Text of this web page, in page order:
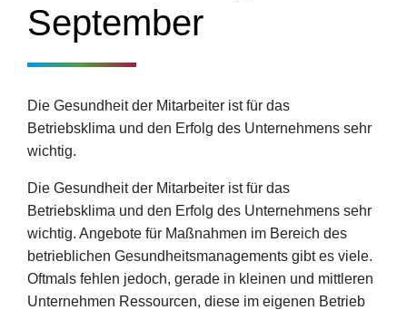
September
Die Gesundheit der Mitarbeiter ist für das
Betriebsklima und den Erfolg des Unternehmens sehr
wichtig.
Die Gesundheit der Mitarbeiter ist für das
Betriebsklima und den Erfolg des Unternehmens sehr
wichtig. Angebote für Maßnahmen im Bereich des
betrieblichen Gesundheitsmanagements gibt es viele.
Oftmals fehlen jedoch, gerade in kleinen und mittleren
Unternehmen Ressourcen, diese im eigenen Betrieb